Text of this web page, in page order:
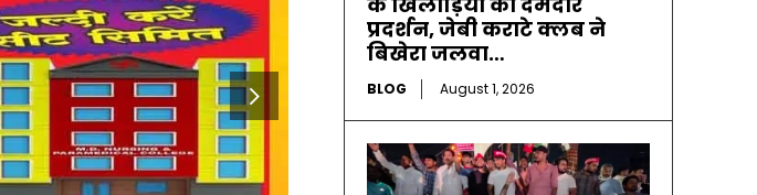
प्रदर्शन, जेबी कराटे क्लब ने
बिखेरा जलवा…
BLOG August 1, 2026